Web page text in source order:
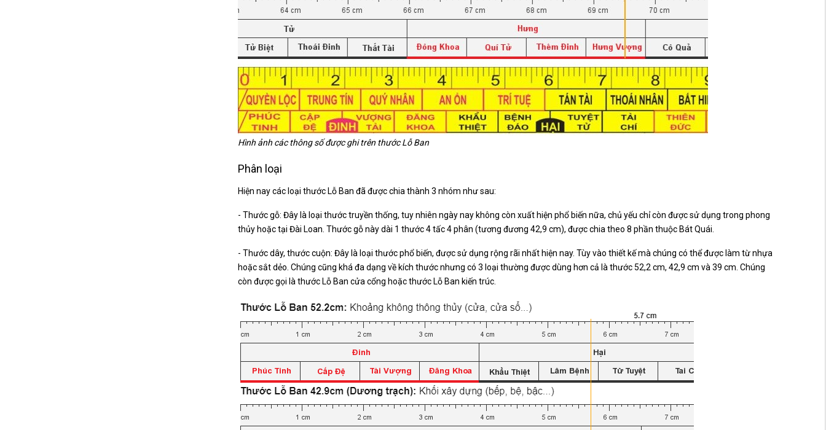
Hình ảnh các thông số được ghi trên thước Lỗ Ban
Phân loại
Hiện nay các loại thước Lỗ Ban đã được chia thành 3 nhóm như sau:
- Thước gỗ: Đây là loại thước truyền thống, tuy nhiên ngày nay không còn xuất hiện phổ biến nữa, chủ yếu chỉ còn được sử dụng trong phong
thủy hoặc tại Đài Loan. Thước gỗ này dài 1 thước 4 tấc 4 phân (tương đương 42,9 cm), được chia theo 8 phần thuộc Bát Quái.
- Thước dây, thước cuộn: Đây là loại thước phổ biến, được sử dụng rộng rãi nhất hiện nay. Tùy vào thiết kế mà chúng có thể được làm từ nhựa
hoặc sắt dẻo. Chúng cũng khá đa dạng về kích thước nhưng có 3 loại thường được dùng hơn cả là thước 52,2 cm, 42,9 cm và 39 cm. Chúng
còn được gọi là thước Lỗ Ban cửa cổng hoặc thước Lỗ Ban kiến trúc.